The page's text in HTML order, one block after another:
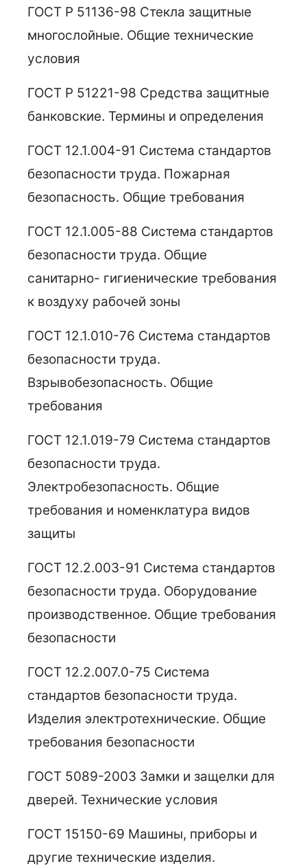
ГОСТ Р 51136-98 Стекла защитные
многослойные. Общие технические
условия
ГОСТ Р 51221-98 Средства защитные
банковские. Термины и определения
ГОСТ 12.1.004-91 Система стандартов
безопасности труда. Пожарная
безопасность. Общие требования
ГОСТ 12.1.005-88 Система стандартов
безопасности труда. Общие
санитарно- гигиенические требования
к воздуху рабочей зоны
ГОСТ 12.1.010-76 Система стандартов
безопасности труда.
Взрывобезопасность. Общие
требования
ГОСТ 12.1.019-79 Система стандартов
безопасности труда.
Электробезопасность. Общие
требования и номенклатура видов
защиты
ГОСТ 12.2.003-91 Система стандартов
безопасности труда. Оборудование
производственное. Общие требования
безопасности
ГОСТ 12.2.007.0-75 Система
стандартов безопасности труда.
Изделия электротехнические. Общие
требования безопасности
ГОСТ 5089-2003 Замки и защелки для
дверей. Технические условия
ГОСТ 15150-69 Машины, приборы и
другие технические изделия.